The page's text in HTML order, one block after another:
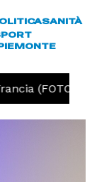
SANITÀ
(FOTO)